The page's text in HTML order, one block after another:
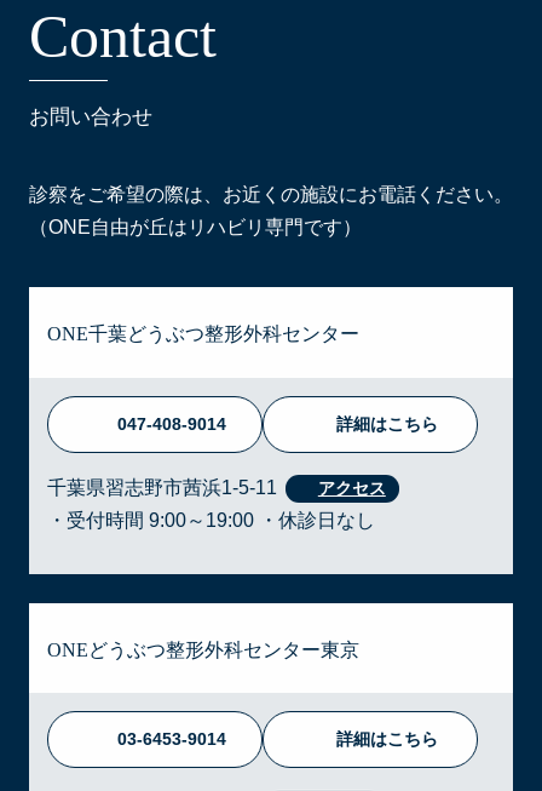
Contact
お問い合わせ
診察をご希望の際は、お近くの施設にお電話ください。
（ONE自由が丘はリハビリ専門です）
ONE千葉どうぶつ整形外科センター
047-408-9014 詳細はこちら
千葉県習志野市茜浜1-5-11
・受付時間 9:00～19:00 ・休診日なし
ONEどうぶつ整形外科センター東京
03-6453-9014 詳細はこちら